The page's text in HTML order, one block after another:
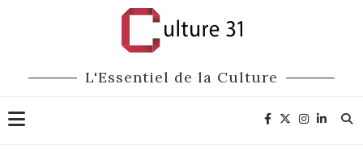
L'Essentiel de la Culture